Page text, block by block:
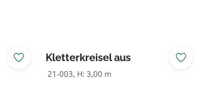
Kletterkreisel aus
Herkulestau
21-003, H: 3,00 m